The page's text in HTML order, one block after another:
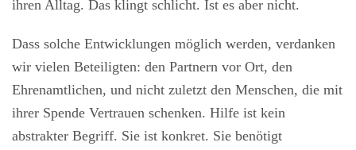
ihren Alltag. Das klingt schlicht. Ist es aber nicht.
Dass solche Entwicklungen möglich werden, verdanken
wir vielen Beteiligten: den Partnern vor Ort, den
Ehrenamtlichen, und nicht zuletzt den Menschen, die mit
ihrer Spende Vertrauen schenken. Hilfe ist kein
abstrakter Begriff. Sie ist konkret. Sie benötigt